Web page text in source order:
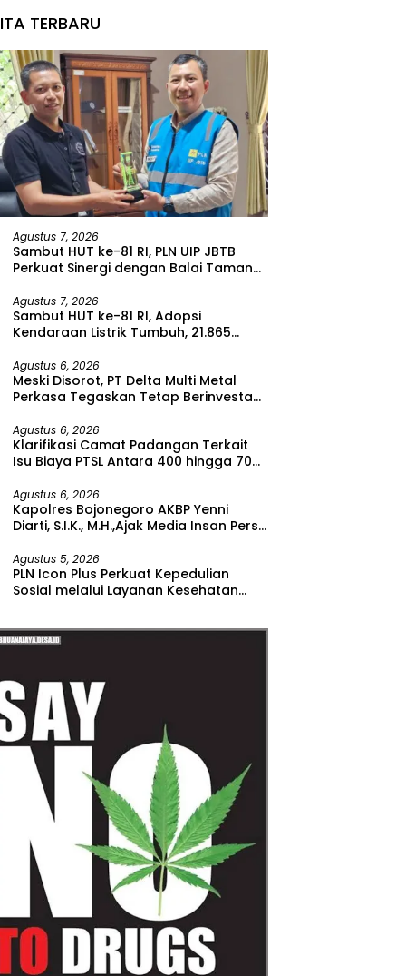
TERBARU
Agustus 7, 2026
Sambut HUT ke-81 RI, PLN UIP JBTB
Perkuat Sinergi dengan Balai Taman
Rencana Proyek SUTET 500 kV Paiton–
Watudodol/Kalipuro
Agustus 7, 2026
Sambut HUT ke-81 RI, Adopsi
Kendaraan Listrik Tumbuh, 21.865
Charging Services PLN pada Semester
I 2026
Agustus 6, 2026
Meski Disorot, PT Delta Multi Metal
Perkasa Tegaskan Tetap Berinvestasi
Agustus 6, 2026
Klarifikasi Camat Padangan Terkait
Isu Biaya PTSL Antara 400 hingga 700
Agustus 6, 2026
Kapolres Bojonegoro AKBP Yenni
Diarti, S.I.K., M.H.,Ajak Media Insan Pers
Agustus 5, 2026
PLN Icon Plus Perkuat Kepedulian
Sosial melalui Layanan Kesehatan